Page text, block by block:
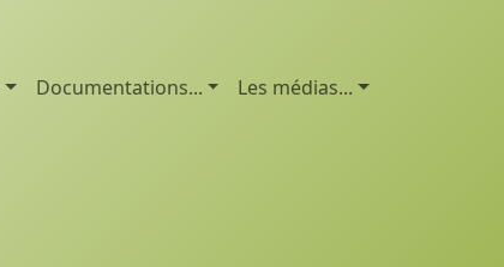
Documentations... Les médias...